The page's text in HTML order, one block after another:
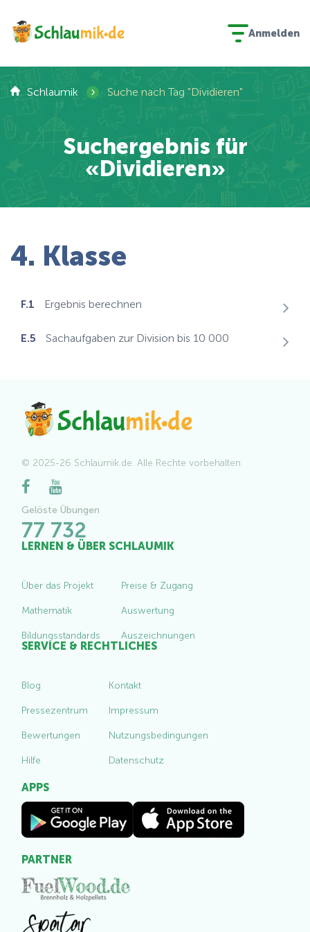
Anmelden
Schlaumik › Suche nach Tag "Dividieren"
Suchergebnis für
«Dividieren»
4. Klasse
F.1 Ergebnis berechnen
E.5 Sachaufgaben zur Division bis 10 000
© 2025-26 Schlaumik.de. Alle Rechte vorbehalten.
Gelöste Übungen
77 732
LERNEN & ÜBER SCHLAUMIK
Über das Projekt
Mathematik
Bildungsstandards
Preise & Zugang
Auswertung
Auszeichnungen
SERVICE & RECHTLICHES
Blog
Pressezentrum
Bewertungen
Hilfe
Kontakt
Impressum
Nutzungsbedingungen
Datenschutz
APPS
PARTNER